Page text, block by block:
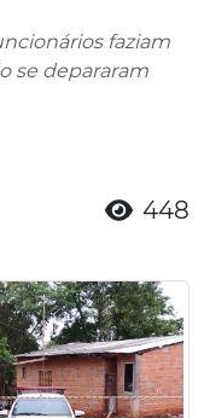
faziam
se depararam
448